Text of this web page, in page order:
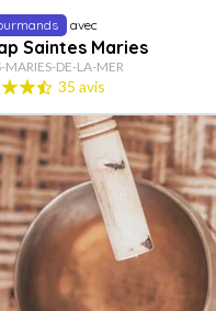
avec
Saintes Maries
MARIES-DE-LA-MER
35 avis